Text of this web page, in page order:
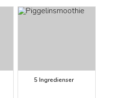
5 Ingredienser